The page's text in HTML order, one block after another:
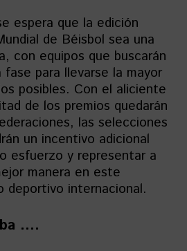
espera que la edición
de Béisbol sea una
con equipos que buscarán
para llevarse la mayor
posibles. Con el aliciente
de los premios quedarán
las selecciones
un incentivo adicional
esfuerzo y representar a
manera en este
deportivo internacional.
….